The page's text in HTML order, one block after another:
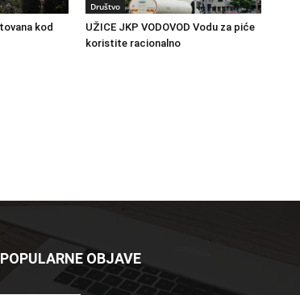
kod
Društvo
UŽICE JKP VODOVOD Vodu za piće
koristite racionalno
POPULARNE OBJAVE